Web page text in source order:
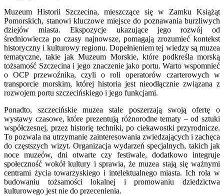
Muzeum Historii Szczecina, mieszczące się w Zamku Książąt
Pomorskich, stanowi kluczowe miejsce do poznawania burzliwych
dziejów miasta. Ekspozycje ukazujące jego rozwój od
średniowiecza po czasy najnowsze, pomagają zrozumieć kontekst
historyczny i kulturowy regionu. Dopełnieniem tej wiedzy są muzea
tematyczne, takie jak Muzeum Morskie, które podkreśla morską
tożsamość Szczecina i jego znaczenie jako portu. Warto wspomnieć
o OCP przewoźnika, czyli o roli operatorów czarterowych w
transporcie morskim, której historia jest nieodłącznie związana z
rozwojem portu szczecińskiego i jego funkcjami.
Ponadto, szczecińskie muzea stale poszerzają swoją ofertę o
wystawy czasowe, które prezentują różnorodne tematy – od sztuki
współczesnej, przez historię techniki, po ciekawostki przyrodnicze.
To pozwala na utrzymanie zainteresowania zwiedzających i zachęca
do częstszych wizyt. Organizacja wydarzeń specjalnych, takich jak
noce muzeów, dni otwarte czy festiwale, dodatkowo integruje
społeczność wokół kultury i sprawia, że muzea stają się ważnymi
centrami życia towarzyskiego i intelektualnego miasta. Ich rola w
budowaniu tożsamości lokalnej i promowaniu dziedzictwa
kulturowego jest nie do przecenienia.